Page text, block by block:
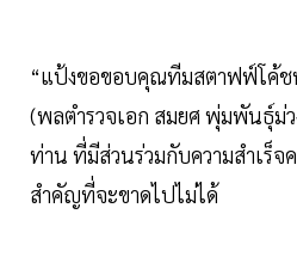
“แป้งขอขอบคุณทีมสตาฟฟ์โค้
(พลตำรวจเอก สมยศ พุ่มพันธุ์ม่
ท่าน ที่มีส่วนร่วมกับความสำเร็จ
สำคัญที่จะขาดไปไม่ได้